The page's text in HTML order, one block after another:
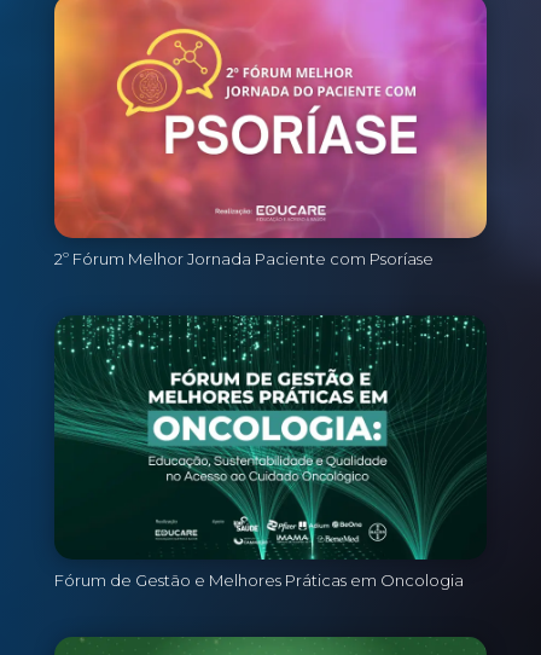
2º Fórum Melhor Jornada Paciente com Psoríase
Fórum de Gestão e Melhores Práticas em Oncologia